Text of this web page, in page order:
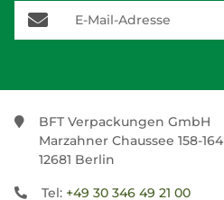
E-Mail-Adresse
BFT Verpackungen GmbH
Marzahner Chaussee 158-164
12681 Berlin
Tel: +49 30 346 49 21 00